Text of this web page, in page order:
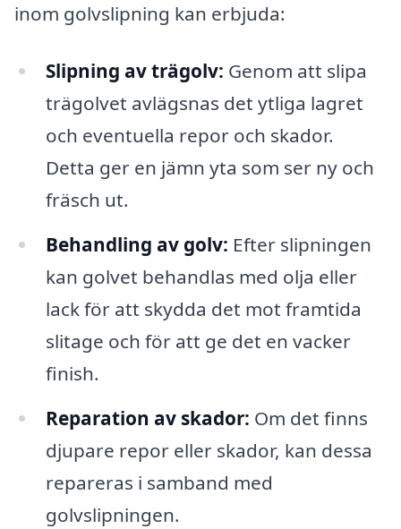
inom golvslipning kan erbjuda:
Slipning av trägolv: Genom att slipa
trägolvet avlägsnas det ytliga lagret
och eventuella repor och skador.
Detta ger en jämn yta som ser ny och
fräsch ut.
Behandling av golv: Efter slipningen
kan golvet behandlas med olja eller
lack för att skydda det mot framtida
slitage och för att ge det en vacker
finish.
Reparation av skador: Om det finns
djupare repor eller skador, kan dessa
repareras i samband med
golvslipningen.